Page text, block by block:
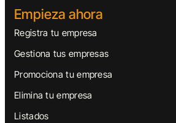
Empieza ahora
Registra tu empresa
Gestiona tus empresas
Promociona tu empresa
Elimina tu empresa
Listados